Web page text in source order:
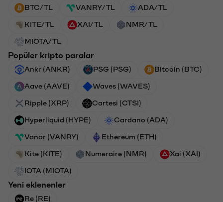
BTC/TL VANRY/TL ADA/TL
KITE/TL XAI/TL NMR/TL
MIOTA/TL
Popüler kripto paralar
Ankr (ANKR) PSG (PSG) Bitcoin (BTC)
Aave (AAVE) Waves (WAVES)
Ripple (XRP) Cartesi (CTSI)
Hyperliquid (HYPE) Cardano (ADA)
Vanar (VANRY) Ethereum (ETH)
Kite (KITE) Numeraire (NMR) Xai (XAI)
IOTA (MIOTA)
Yeni eklenenler
Re (RE)